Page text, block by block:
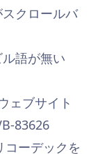
クロールバ
語が無い
ェブサイト
83626
ーデックを